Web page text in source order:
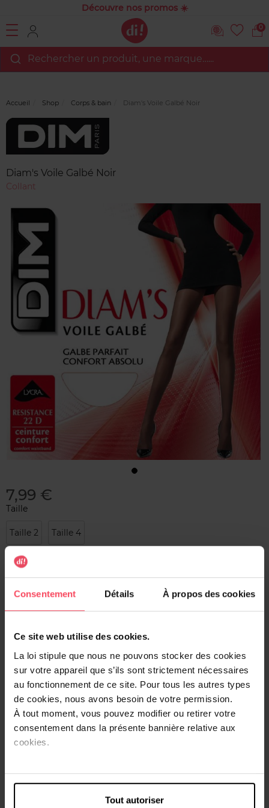
Consentement Détails À propos des cookies
Ce site web utilise des cookies.
La loi stipule que nous ne pouvons stocker des cookies
sur votre appareil que s’ils sont strictement nécessaires
au fonctionnement de ce site. Pour tous les autres types
de cookies, nous avons besoin de votre permission.
À tout moment, vous pouvez modifier ou retirer votre
consentement dans la présente bannière relative aux
cookies.
Tout autoriser
Découvre nos promos ☀️
0
Rechercher un produit, une marque…...
Accueil Shop Corps & bain Diam's Voile Galbé Noir
Marque
Diam's Voile Galbé Noir
Collant
7,99 €
Taille
Taille 2 Taille 4
Merci de sélectionner les caractéristiques du produit.
Ajouter
Expédition sous 24h
Description
Fabriqué avec du Lycra ultra résistant et confortable.
Coutures plates sans démarcation.